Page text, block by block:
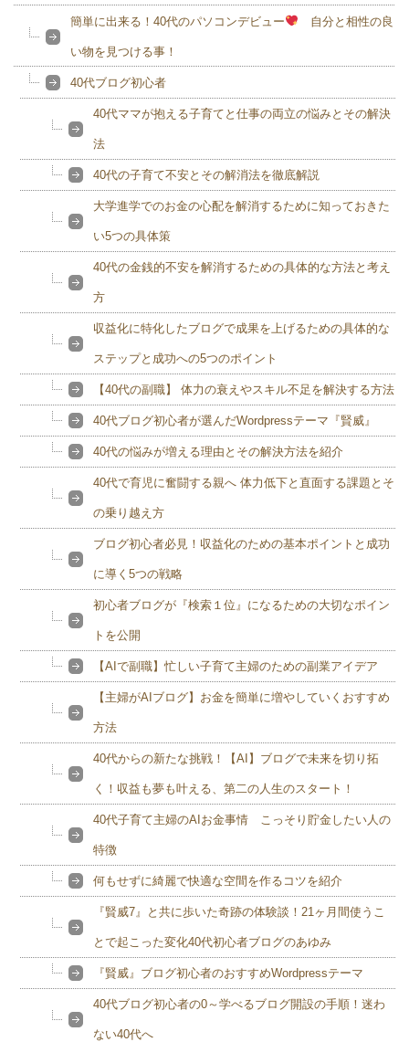
簡単に出来る！40代のパソコンデビュー 自分と相性の良
い物を見つける事！
40代ブログ初心者
40代ママが抱える子育てと仕事の両立の悩みとその解決
法
40代の子育て不安とその解消法を徹底解説
大学進学でのお金の心配を解消するために知っておきた
い5つの具体策
40代の金銭的不安を解消するための具体的な方法と考え
方
収益化に特化したブログで成果を上げるための具体的な
ステップと成功への5つのポイント
【40代の副職】 体力の衰えやスキル不足を解決する方法
40代ブログ初心者が選んだWordpressテーマ『賢威』
40代の悩みが増える理由とその解決方法を紹介
40代で育児に奮闘する親へ 体力低下と直面する課題とそ
の乗り越え方
ブログ初心者必見！収益化のための基本ポイントと成功
に導く5つの戦略
初心者ブログが『検索１位』になるための大切なポイン
トを公開
【AIで副職】忙しい子育て主婦のための副業アイデア
【主婦がAIブログ】お金を簡単に増やしていくおすすめ
方法
40代からの新たな挑戦！【AI】ブログで未来を切り拓
く！収益も夢も叶える、第二の人生のスタート！
40代子育て主婦のAIお金事情 こっそり貯金したい人の
特徴
何もせずに綺麗で快適な空間を作るコツを紹介
『賢威7』と共に歩いた奇跡の体験談！21ヶ月間使うこ
とで起こった変化40代初心者ブログのあゆみ
『賢威』ブログ初心者のおすすめWordpressテーマ
40代ブログ初心者の0～学べるブログ開設の手順！迷わ
ない40代へ